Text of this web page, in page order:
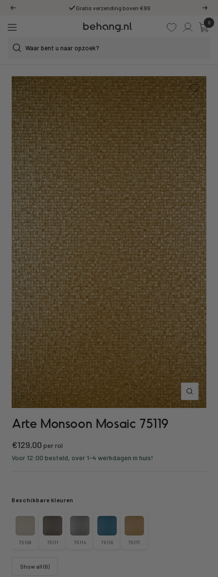
naar
content
Vorige Gratis verzending boven €99
0
Behang.nl
Navigatie
Inzoomen
Arte Monsoon Mosaic 75119
Kortings
prijs
€129,00 per rol
Voor 12:00 besteld, over 1-4 werkdagen in huis!
Beschikbare kleuren
75108 75111 75114 75116 75117
Show all (6)